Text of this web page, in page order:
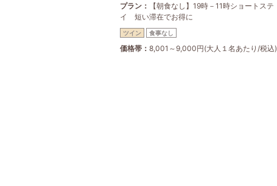
プラン
【朝食なし】19時－11時ショートステ
イ 短い滞在でお得に
ツイン 食事なし
価格帯 8,001～9,000円(大人１名あたり/税込)